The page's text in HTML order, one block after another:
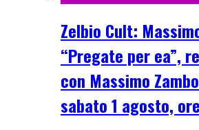
Zelbio Cult:
“Pregate per ea”,
con Massimo
sabato 1 agosto,